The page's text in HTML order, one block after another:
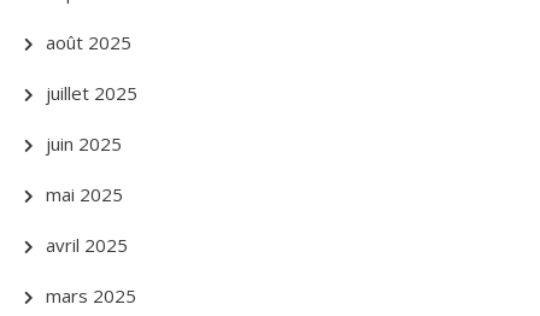
août 2025
juillet 2025
juin 2025
mai 2025
avril 2025
mars 2025